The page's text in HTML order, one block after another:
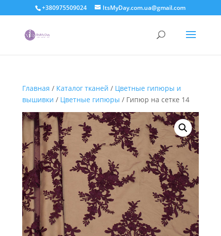
+380975509024 ItsMyDay.com.ua@gmail.com
Главная / Каталог тканей / Цветные гипюры и
вышивки / Цветные гипюры / Гипюр на сетке 14